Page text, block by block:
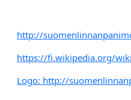
http://
https://fi.wikipedia.org/
Logo: http://